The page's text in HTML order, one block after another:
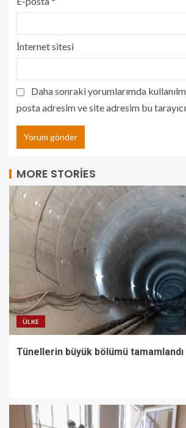
İnternet sitesi
Daha sonraki yorumlarımda
posta adresim ve site adresim bu
MORE STORIES
ÜLKE
Tünellerin büyük bölümü tamamlandı